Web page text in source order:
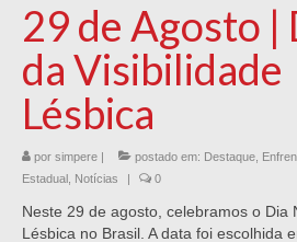
29 de Agosto |
da Visibilidade
Lésbica
por simpere | postado em: Destaque
Estadual Notícias | 0
Neste 29 de agosto, celebramos o Dia
Lésbica no Brasil. A data foi escolhida